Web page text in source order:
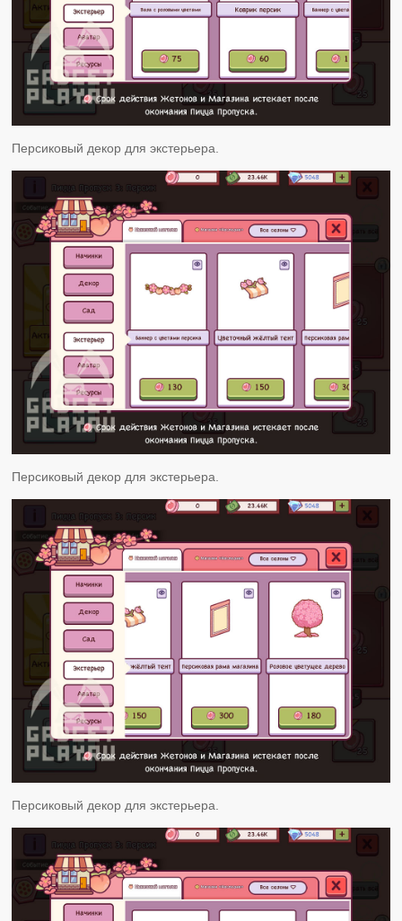
Персиковый декор для экстерьера.
Персиковый декор для экстерьера.
Персиковый декор для экстерьера.